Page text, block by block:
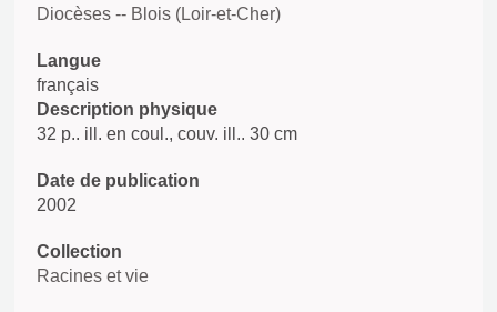
Diocèses -- Blois (Loir-et-Cher)
Langue
français
Description physique
32 p.. ill. en coul., couv. ill.. 30 cm
Date de publication
2002
Collection
Racines et vie